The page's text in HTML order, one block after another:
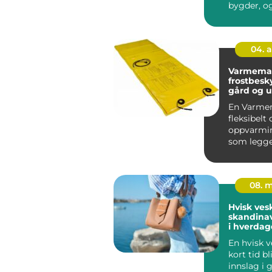
bygder,
04.
Varmematte
gård og
En
fleksibelt
som
08.
Hvisk
i
En hvisk
kort tid
innslag i